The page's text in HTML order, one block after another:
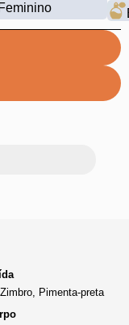
Feminino
Pimenta-preta